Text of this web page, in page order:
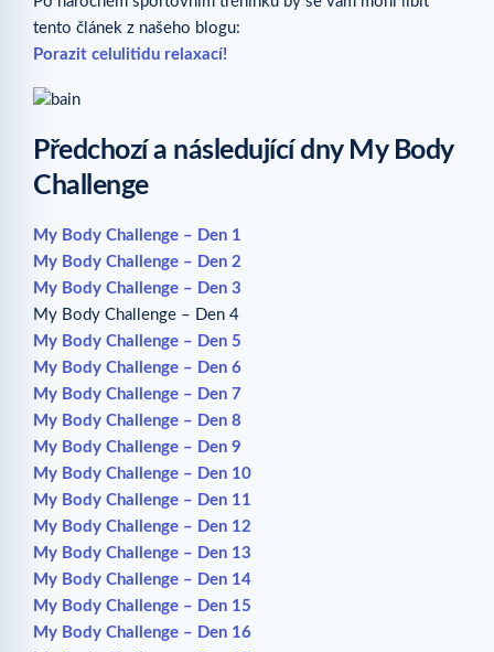
tento článek z našeho blogu:
Porazit celulitidu relaxací!
Předchozí a následující dny My Body
Challenge
My Body Challenge – Den 1
My Body Challenge – Den 2
My Body Challenge – Den 3
My Body Challenge – Den 4
My Body Challenge – Den 5
My Body Challenge – Den 6
My Body Challenge – Den 7
My Body Challenge – Den 8
My Body Challenge – Den 9
My Body Challenge – Den 10
My Body Challenge – Den 11
My Body Challenge – Den 12
My Body Challenge – Den 13
My Body Challenge – Den 14
My Body Challenge – Den 15
My Body Challenge – Den 16